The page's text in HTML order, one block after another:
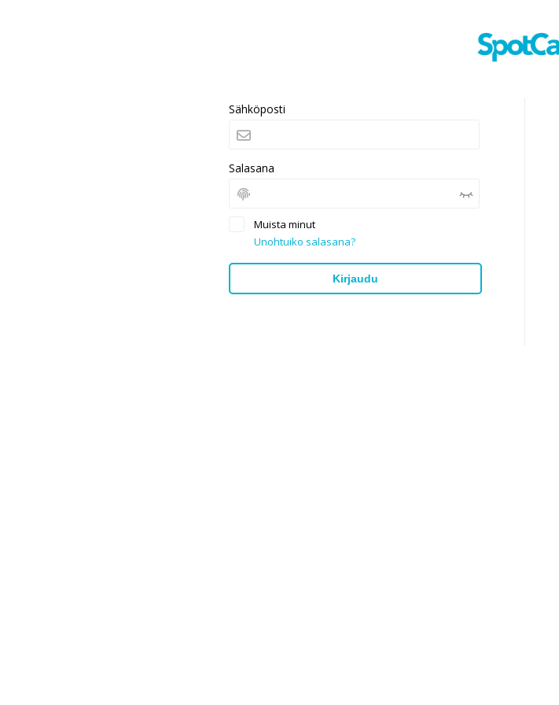
Sähköposti
Salasana
Muista minut
Unohtuiko salasana?
Kirjaudu